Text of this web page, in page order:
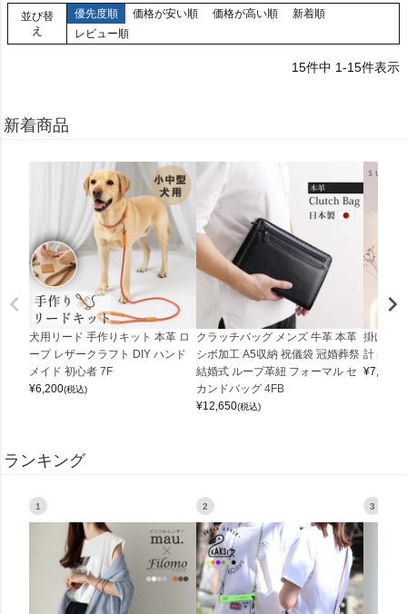
並び替
え
優先度順 価格が安い順 価格が高い順
新着順
レビュー順
15件中 1-15件表示
新着商品
犬用リード 手作りキット 本革 ロ
ープ レザークラフト DIY ハンド
メイド 初心者 7F
¥6,200(税込)
クラッチバッグ メンズ 牛革 本革
シボ加工 A5収納 祝儀袋 冠婚葬祭
結婚式 ループ革紐 フォーマル セ
カンドバッグ 4FB
¥12,650(税込)
掛け時
計
¥7,150
ランキング
1 2 3